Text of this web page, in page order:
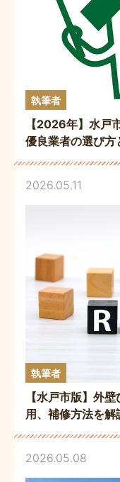
執筆者
【2026年】水戸
優良業者の選び方
2026.05.11
執筆者
【水戸市版】外
用、補修方法を解
2026.05.08